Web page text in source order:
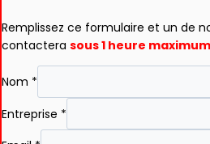
Remplissez ce formulaire et un de
contactera sous 1 heure
Nom *
Entreprise *